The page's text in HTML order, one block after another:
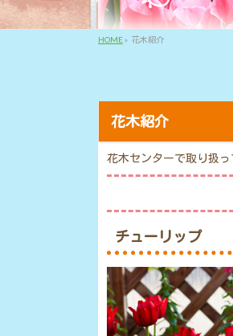
HOME» 花木紹介
花木紹介
花木センターで取り扱
チューリップ